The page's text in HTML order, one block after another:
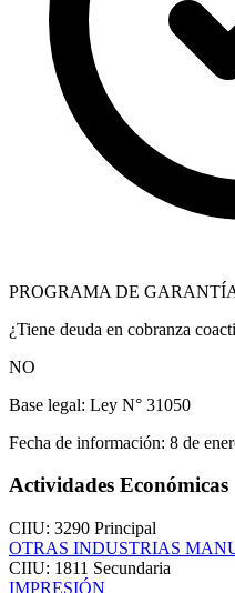
PROGRAMA DE
¿Tiene deuda en cobranza
NO
Base legal: Ley N° 31050
Fecha de información: 8 de
Actividades Económicas
CIIU: 3290 Principal
OTRAS INDUSTRIAS
CIIU: 1811 Secundaria
IMPRESIÓN